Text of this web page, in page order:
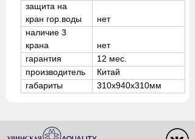
защита на
кран гор.воды
нет
наличие 3
крана
нет
гарантия
12 мес.
производитель
Китай
габариты
310х940х310мм